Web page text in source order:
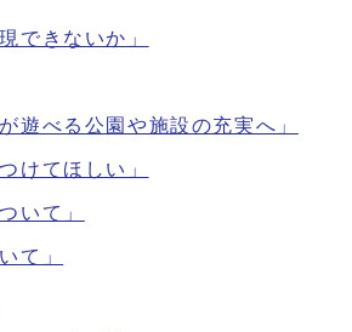
できないか」
遊べる公園や施設の充実へ」
けてほしい」
いて」
て」